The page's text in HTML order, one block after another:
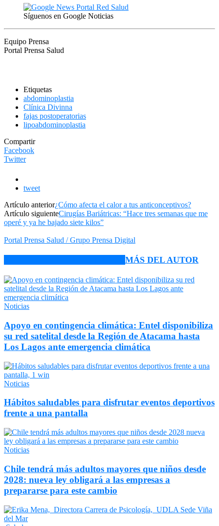
Síguenos en Google Noticias
Equipo Prensa
Portal Prensa Salud
Etiquetas
abdominoplastia
Clínica Divinna
fajas postoperatorias
lipoabdominoplastia
Compartir
Facebook
Twitter
tweet
Artículo anterior¿Cómo afecta el calor a tus anticonceptivos?
Artículo siguienteCirugías Bariátricas: “Hace tres semanas que me
operé y ya he bajado siete kilos”
Portal Prensa Salud / Grupo Prensa Digital
MÁS DEL AUTOR
Noticias
Apoyo en contingencia climática: Entel disponibiliza
su red satelital desde la Región de Atacama hasta
Los Lagos ante emergencia climática
Noticias
Hábitos saludables para disfrutar eventos deportivos
frente a una pantalla
Noticias
Chile tendrá más adultos mayores que niños desde
2028: nueva ley obligará a las empresas a
prepararse para este cambio